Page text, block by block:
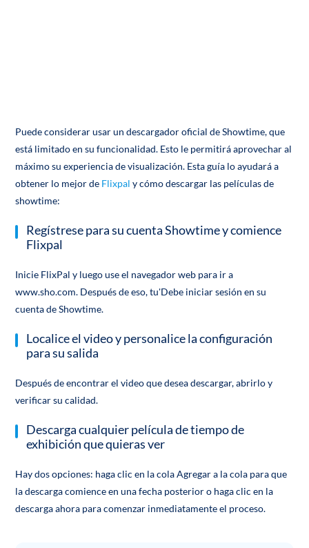
Puede considerar usar un descargador oficial de Showtime, que
está limitado en su funcionalidad. Esto le permitirá aprovechar al
máximo su experiencia de visualización. Esta guía lo ayudará a
obtener lo mejor de Flixpaly cómo descargar las películas de
showtime:
Regístrese para su cuenta Showtime y comience
Flixpal
Inicie FlixPal y luego use el navegador web para ir a
www.sho.com. Después de eso, tu'Debe iniciar sesión en su
cuenta de Showtime.
Localice el video y personalice la configuración
para su salida
Después de encontrar el video que desea descargar, abrirlo y
verificar su calidad.
Descarga cualquier película de tiempo de
exhibición que quieras ver
Hay dos opciones: haga clic en la cola Agregar a la cola para que
la descarga comience en una fecha posterior o haga clic en la
descarga ahora para comenzar inmediatamente el proceso.